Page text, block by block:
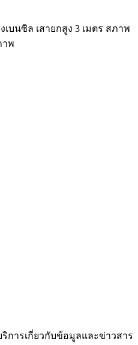
บนซิล เสายกสูง 3 เมตร สภาพ
าพ
การเกี่ยวกับข้อมูลและข่าวสาร